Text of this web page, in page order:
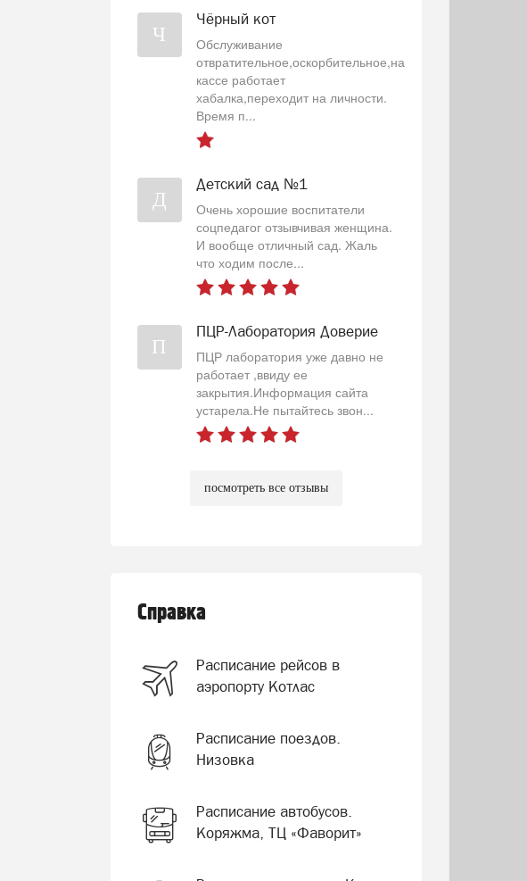
Ч
Чёрный кот
Обслуживание
отвратительное,оскорбительное,на
кассе работает
хабалка,переходит на личности.
Время п...
Д
Детский сад №1
Очень хорошие воспитатели
соцпедагог отзывчивая женщина.
И вообще отличный сад. Жаль
что ходим после...
П
ПЦР-Лаборатория Доверие
ПЦР лаборатория уже давно не
работает ,ввиду ее
закрытия.Информация сайта
устарела.Не пытайтесь звон...
посмотреть все отзывы
Справка
Расписание рейсов в
аэропорту Котлас
Расписание поездов.
Низовка
Расписание автобусов.
Коряжма, ТЦ «Фаворит»